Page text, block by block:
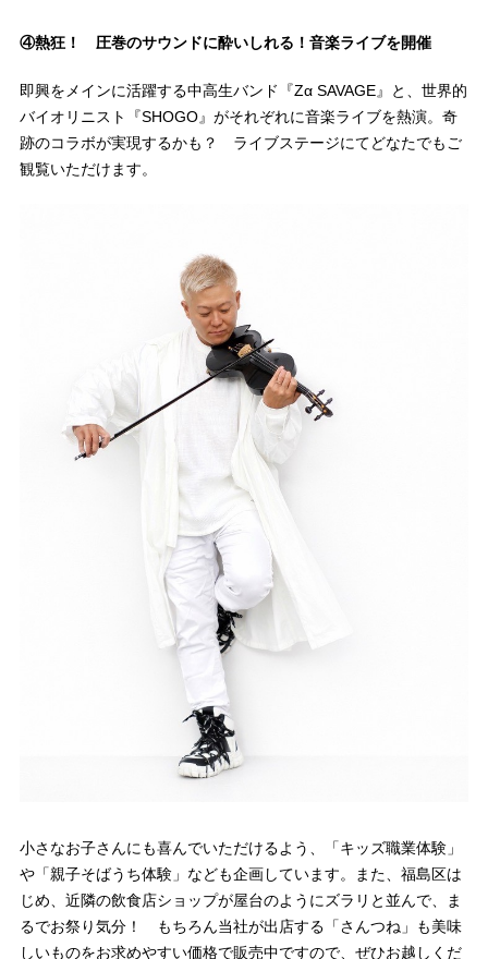
④熱狂！ 圧巻のサウンドに酔いしれる！音楽ライブを開催
即興をメインに活躍する中高生バンド『Zα SAVAGE』と、世界的
バイオリニスト『SHOGO』がそれぞれに音楽ライブを熱演。奇
跡のコラボが実現するかも？ ライブステージにてどなたでもご
観覧いただけます。
小さなお子さんにも喜んでいただけるよう、「キッズ職業体験」
や「親子そばうち体験」なども企画しています。また、福島区は
じめ、近隣の飲食店ショップが屋台のようにズラリと並んで、ま
るでお祭り気分！ もちろん当社が出店する「さんつね」も美味
しいものをお求めやすい価格で販売中ですので、ぜひお越しくだ